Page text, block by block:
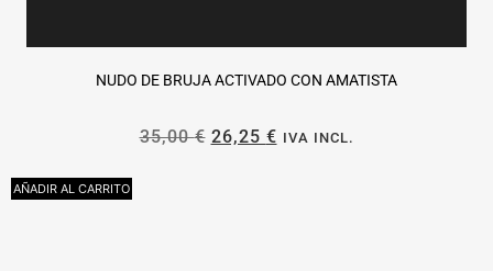
NUDO DE BRUJA ACTIVADO CON AMATISTA
35,00€ 26,25 € IVA INCL.
AÑADIR AL CARRITO